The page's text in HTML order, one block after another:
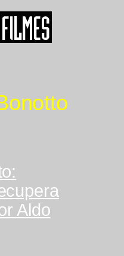
Aldo